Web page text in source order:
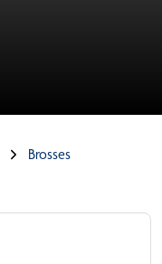
Brosses